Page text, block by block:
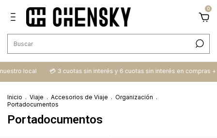
0
local 💳​ 3 cuotas sin interés y 6 cuotas sin interés en compras +
Inicio . Viaje . Accesorios de Viaje . Organización .
Portadocumentos
Portadocumentos